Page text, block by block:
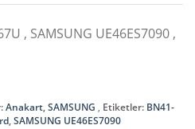
, SAMSUNG UE46ES7090 ,
Anakart,SAMSUNG Etiketler: BN41-
,SAMSUNG UE46ES7090